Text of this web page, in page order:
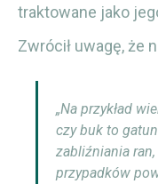
traktowane jako
Zwrócił uwagę, że
„Na przykład
czy buk to
zabliźniania
przypadków